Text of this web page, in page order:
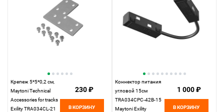
Крепеж 5*5*0,2 см,
Maytoni Technical
Accessories for tracks
Exility TRA034CL-21
230 ₽
В КОРЗИНУ
Коннектор питания
угловой 15см
TRA034CPC-42B-15
Maytoni Exility
1 000 ₽
В КОРЗИНУ